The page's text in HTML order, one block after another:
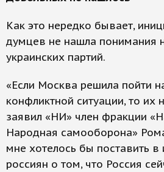
Как это нередко бывает,
думцев не нашла понимания
украинских партий.
«Если Москва решила пойти
конфликтной ситуации, то их
заявил «НИ» член фракции
Народная самооборона»
мне хотелось бы поставить в
россиян о том, что Россия